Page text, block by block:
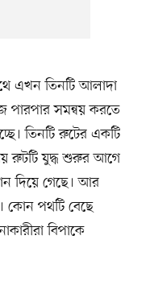
এখন তিনটি আলাদা
পারপার সমন্বয় করতে
তিনটি রুটের একটি
রুটটি যুদ্ধ শুরুর আগে
দিয়ে গেছে। আর
কোন পথটি বেছে
বিপাকে